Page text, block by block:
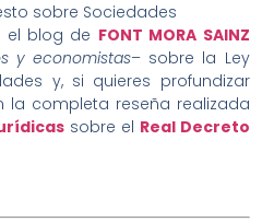
sobre Sociedades
el blog de FONT MORA SAINZ
y economistas– sobre la Ley
y, si quieres profundizar
la completa reseña realizada
sobre el Real Decreto